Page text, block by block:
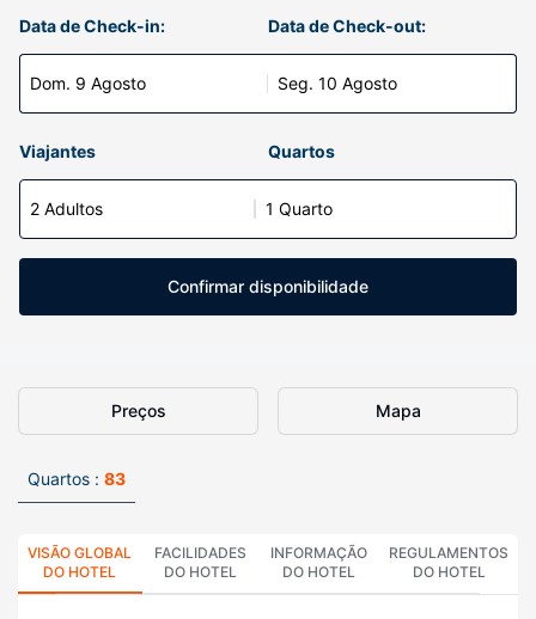
Data de Check-in:
Dom. 9 Agosto
Data de Check-out:
Seg. 10 Agosto
Viajantes Quartos
2 Adultos 1 Quarto
Confirmar disponibilidade
Preços Mapa
Quartos : 83
VISÃO GLOBAL
DO HOTEL
FACILIDADES
DO HOTEL
INFORMAÇÃO
DO HOTEL
REGULAMENTOS
DO HOTEL